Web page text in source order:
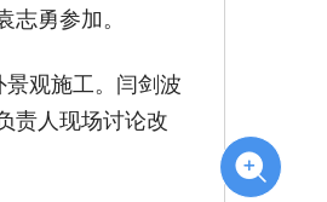
勇参加。
景观施工。闫剑波
责人现场讨论改